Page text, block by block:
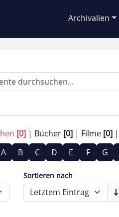
Archivalien
[0] Bücher [0] Filme [0]
A B C D E F G
Sortieren nach